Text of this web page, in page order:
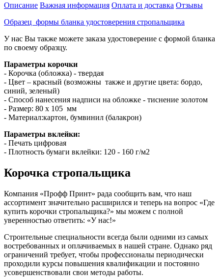
Описание Важная информация Оплата и доставка Отзывы
Образец формы бланка удостоверения стропальщика
У нас Вы также можете заказа удостоверение с формой бланка
по своему образцу.
Параметры корочки
- Корочка (обложка) - твердая
- Цвет – красный (возможны также и другие цвета: бордо,
синий, зеленый)
- Способ нанесения надписи на обложке - тиснение золотом
- Размер: 80 х 105 мм
- Материал:картон, бумвинил (балакрон)
Параметры вклейки:
- Печать цифровая
- Плотность бумаги вклейки: 120 - 160 г/м2
Корочка стропальщика
Компания «Профф Принт» рада сообщить вам, что наш
ассортимент значительно расширился и теперь на вопрос «Где
купить корочки стропальщика?» мы можем с полной
уверенностью ответить: «У нас!»
Строительные специальности всегда были одними из самых
востребованных и оплачиваемых в нашей стране. Однако ряд
ограничений требует, чтобы профессионалы периодически
проходили курсы повышения квалификации и постоянно
усовершенствовали свои методы работы.